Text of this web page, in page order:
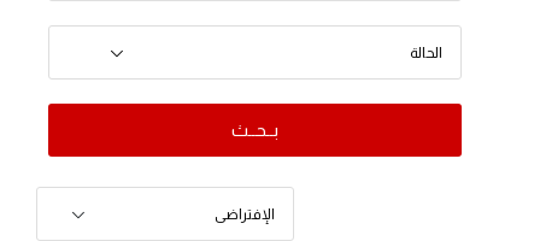
الحالة
بــحــث
الإفتراضى